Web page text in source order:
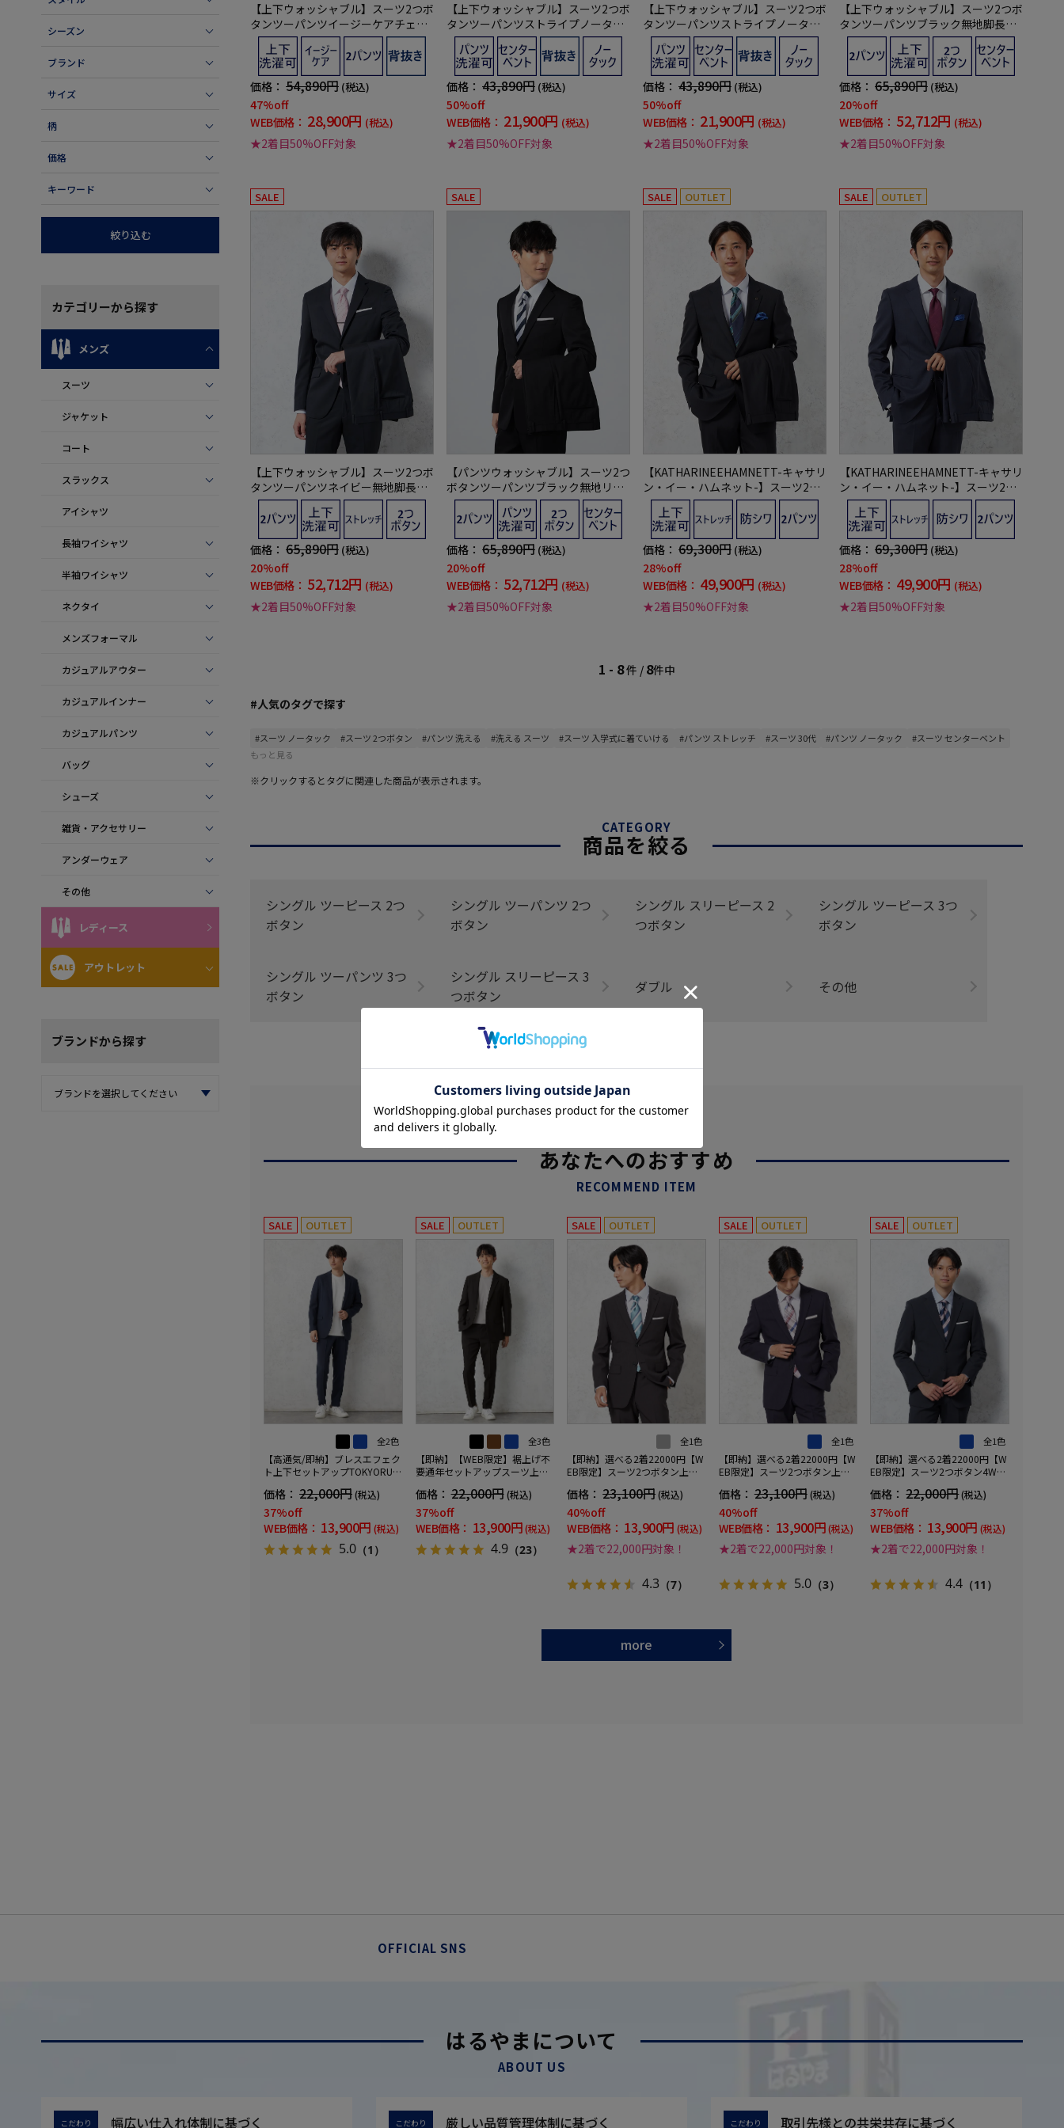
シーズン
ブランド
サイズ
柄
価格
キーワード
絞り込む
カテゴリーから探す
メンズ
スーツ
ジャケット
コート
スラックス
アイシャツ
長袖ワイシャツ
半袖ワイシャツ
ネクタイ
メンズフォーマル
カジュアルアウター
カジュアルインナー
カジュアルパンツ
バッグ
シューズ
雑貨・アクセサリー
アンダーウェア
その他
レディース
アウトレット
ブランドから探す
【上下ウォッシャブル】スーツ2つボ
タンツーパンツイージーケアチェッ
クリッケンバッカー
価格： 54,890円 (税込)
47%off
WEB価格： 28,900円 (税込)
★2着目50%OFF対象
【上下ウォッシャブル】スーツ2つボ
タンツーパンツストライプノータッ
ク通年【ピンキー】
価格： 43,890円 (税込)
50%off
WEB価格： 21,900円 (税込)
★2着目50%OFF対象
【上下ウォッシャブル】スーツ2つボ
タンツーパンツストライプノータッ
ク通年【ピンキー】
価格： 43,890円 (税込)
50%off
WEB価格： 21,900円 (税込)
★2着目50%OFF対象
【上下ウォッシャブル】スーツ2つボ
タンツーパンツブラック無地脚長ス
リムリクルート／就活対応RESPECT
NERO通年【定番】【スリムデザイ
価格： 65,890円 (税込)
20%off
WEB価格： 52,712円 (税込)
★2着目50%OFF対象
SALE
【上下ウォッシャブル】スーツ2つボ
タンツーパンツネイビー無地脚長ス
リムリクルート／就活対応RESPECT
NERO通年【定番】【スリムデザイ
価格： 65,890円 (税込)
20%off
WEB価格： 52,712円 (税込)
★2着目50%OFF対象
SALE
【パンツウォッシャブル】スーツ2つ
ボタンツーパンツブラック無地リク
ルート／就活対応RESPECTNERO通
年【定番】【スリムデザイン】
価格： 65,890円 (税込)
20%off
WEB価格： 52,712円 (税込)
★2着目50%OFF対象
SALE OUTLET
【KATHARINEEHAMNETT-キャサリ
ン・イー・ハムネット-】スーツ2つ
ボタンツーパンツ上下ウォッシャブ
ル防シワネイビーシャドウストライ
プ秋冬
価格： 69,300円 (税込)
28%off
WEB価格： 49,900円 (税込)
★2着目50%OFF対象
SALE OUTLET
【KATHARINEEHAMNETT-キャサリ
ン・イー・ハムネット-】スーツ2つ
ボタンツーパンツ上下ウォッシャブ
ル防シワネイビー織柄無地秋冬
価格： 69,300円 (税込)
28%off
WEB価格： 49,900円 (税込)
★2着目50%OFF対象
1 - 8件 / 8件中
#人気のタグで探す
#スーツ ノータック #スーツ 2つボタン #パンツ 洗える #洗える スーツ #スーツ 入学式に着ていける #パンツ ストレッチ #スーツ 30代 #パンツ ノータック
#スーツ センターベント
もっと見る
※クリックするとタグに関連した商品が表示されます。
CATEGORY
商品を絞る
シングル ツーピース 2つ
ボタン
シングル ツーパンツ 2つ
ボタン
シングル スリーピース 2
つボタン
シングル ツーピース 3つ
ボタン
シングル ツーパンツ 3つ
ボタン
シングル スリーピース 3
つボタン
ダブル その他
あなたへのおすすめ
RECOMMEND ITEM
SALE OUTLET
全2色
【高通気/即納】ブレスエフェク
ト上下セットアップTOKYORUN
レッチブレスエフェクト生地背
抜き2ボタンジャケットウエスト
シャーリングノータックパンツ
価格： 22,000円(税込)
37%off
WEB価格： 13,900円 (税込)
5.0 （1）
SALE OUTLET
全3色
【即納】【WEB限定】裾上げ不
要通年セットアップスーツ上下
ル【TOKYORUN】
価格： 22,000円 (税込)
37%off
WEB価格： 13,900円(税込)
4.9（23）
SALE OUTLET
全1色
【即納】選べる2着22000円【W
EB限定】スーツ2つボタン上下
プ
価格： 23,100円(税込)
40%off
WEB価格： 13,900円 (税込)
★2着で22,000円対象！
4.3 （7）
SALE OUTLET
全1色
【即納】選べる2着22000円【W
EB限定】スーツ2つボタン上下
ク
価格： 23,100円(税込)
40%off
WEB価格： 13,900円(税込)
★2着で22,000円対象！
5.0（3）
SALE OUTLET
全1色
【即納】選べる2着22000円【W
EB限定】スーツ2つボタン4WAY
イビー
価格： 22,000円(税込)
37%off
WEB価格： 13,900円 (税込)
★2着で22,000円対象！
4.4 （11）
more
OFFICIAL SNS
はるやまについて
ABOUT US
こだわり 幅広い仕入れ体制に基づく こだわり 厳しい品質管理体制に基づく こだわり 取引先様との共栄共存に基づく